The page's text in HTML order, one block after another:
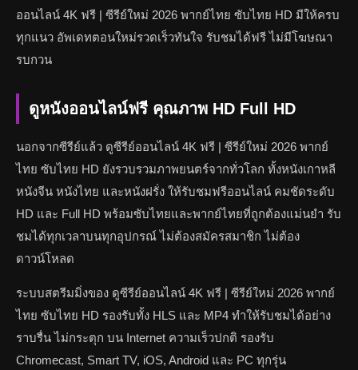
ออนไลน์ 4K ฟรี | ซีรีย์ใหม่ 2026 พากย์ไทย ซับไทย HD มีให้ครบ
ทุกแนว อัพเดทตอนใหม่รวดเร็วทันใจ รับชมได้ฟรี ไม่มีโฆษณา
รบกวน
ดูหนังออนไลน์ฟรี คุณภาพ HD Full HD
นอกจากซีรีย์แล้ว ดูซีรีย์ออนไลน์ 4K ฟรี | ซีรีย์ใหม่ 2026 พากย์
ไทย ซับไทย HD ยังรวบรวมภาพยนตร์จากทั่วโลก ทั้งหนังเกาหลี
หนังจีน หนังไทย และหนังฝรั่ง ให้รับชมฟรีออนไลน์ คมชัดระดับ
HD และ Full HD พร้อมซับไทยและพากย์ไทยที่ถูกต้องแม่นยำ รับ
ชมได้ทุกเวลาบนทุกอุปกรณ์ ไม่ต้องสมัครสมาชิก ไม่ต้อง
ดาวน์โหลด
ระบบสตรีมมิ่งของ ดูซีรีย์ออนไลน์ 4K ฟรี | ซีรีย์ใหม่ 2026 พากย์
ไทย ซับไทย HD รองรับทั้ง HLS และ MP4 ทำให้รับชมได้อย่าง
ราบรื่น ไม่กระตุก บน Internet ความเร็วปกติ รองรับ
Chromecast, Smart TV, iOS, Android และ PC ทุกรุ่น